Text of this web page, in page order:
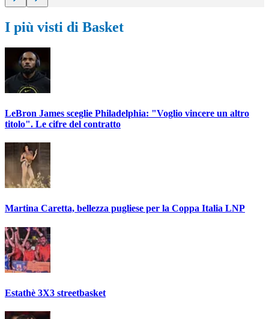
I più visti di Basket
LeBron James sceglie Philadelphia: "Voglio vincere un altro
titolo". Le cifre del contratto
Martina Caretta, bellezza pugliese per la Coppa Italia LNP
Estathè 3X3 streetbasket